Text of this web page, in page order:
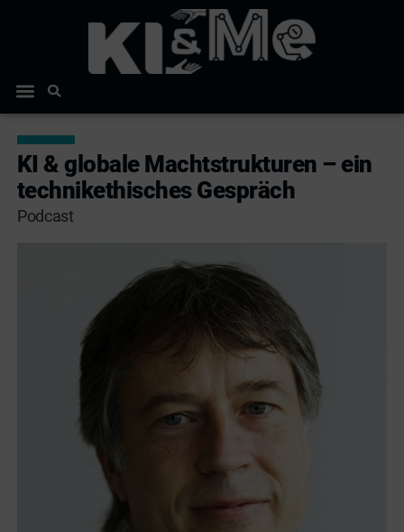
KI & globale Machtstrukturen – ein
technikethisches Gespräch
Podcast